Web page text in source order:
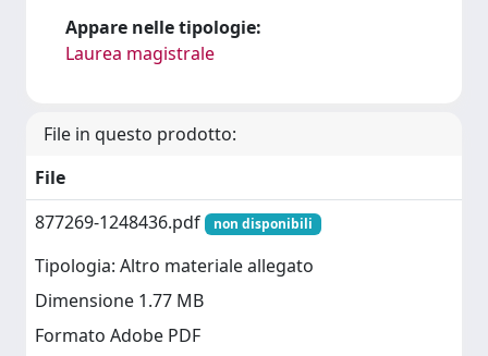
Appare nelle tipologie:
Laurea magistrale
File in questo prodotto:
File
877269-1248436.pdf
non disponibili
Tipologia: Altro materiale allegato
Dimensione 1.77 MB
Formato Adobe PDF